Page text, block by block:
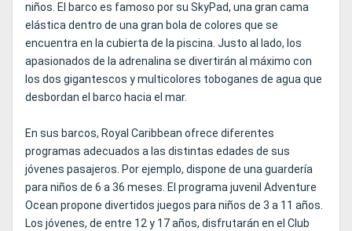
niños. El barco es famoso por su SkyPad, una gran cama
elástica dentro de una gran bola de colores que se
encuentra en la cubierta de la piscina. Justo al lado, los
apasionados de la adrenalina se divertirán al máximo con
los dos gigantescos y multicolores toboganes de agua que
desbordan el barco hacia el mar.
En sus barcos, Royal Caribbean ofrece diferentes
programas adecuados a las distintas edades de sus
jóvenes pasajeros. Por ejemplo, dispone de una guardería
para niños de 6 a 36 meses. El programa juvenil Adventure
Ocean propone divertidos juegos para niños de 3 a 11 años.
Los jóvenes, de entre 12 y 17 años, disfrutarán en el Club